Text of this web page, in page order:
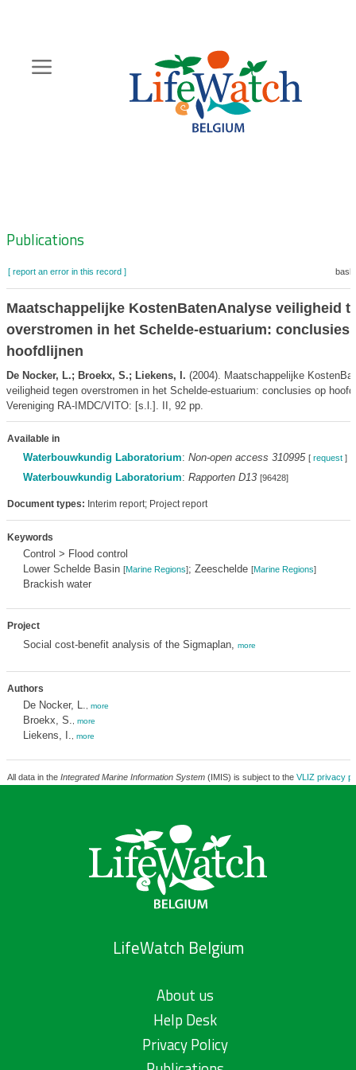
content
Zoeknavigatie
Publications
[ report an error in this record ]
Maatschappelijke KostenBatenAnalyse veiligheid
overstromen in het Schelde-estuarium: conclusies
hoofdlijnen
De Nocker, L.; Broekx, S.; Liekens, I. (2004). Maatschappelijke
veiligheid tegen overstromen in het Schelde-estuarium: conclusies op
Vereniging RA-IMDC/VITO: [s.l.]. II, 92 pp.
Available in
Waterbouwkundig Laboratorium: Non-open access 310995 [ request]
Waterbouwkundig Laboratorium: Rapporten D13 [96428]
Document types: Interim report; Project report
Keywords
Control > Flood control
Lower Schelde Basin [Marine Regions]; Zeeschelde [Marine Regions]
Brackish water
Project
Social cost-benefit analysis of the Sigmaplan, more
Authors
De Nocker, L. more
Broekx, S. more
Liekens, I. more
All data in the Integrated Marine Information System(IMIS) is subject to the VLIZ privacy
LifeWatch Belgium
About us
Help Desk
Privacy Policy